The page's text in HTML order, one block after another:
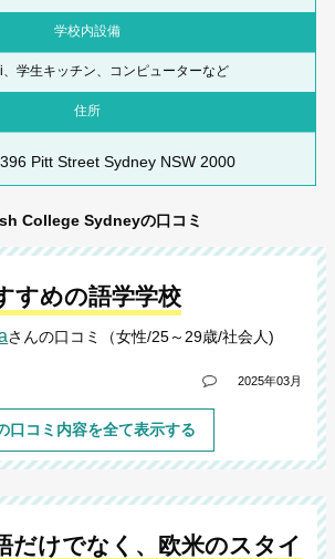
学校内設備
学生キッチン、コンピューターなど
住所
Pitt Street Sydney NSW 2000
College Sydneyの口コミ
すめの語学学校
さんの口コミ（女性/25～29歳/社会人)
2025年03月
口コミ内容を全て表示する
だけでなく、欧米のスタイ